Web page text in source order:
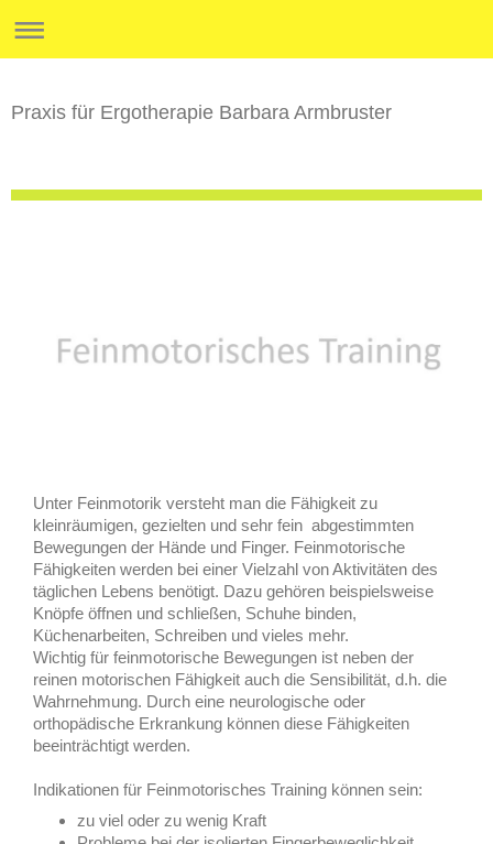
Praxis für Ergotherapie Barbara Armbruster
Unter Feinmotorik versteht man die Fähigkeit zu
kleinräumigen, gezielten und sehr fein abgestimmten
Bewegungen der Hände und Finger. Feinmotorische
Fähigkeiten werden bei einer Vielzahl von Aktivitäten des
täglichen Lebens benötigt. Dazu gehören beispielsweise
Knöpfe öffnen und schließen, Schuhe binden,
Küchenarbeiten, Schreiben und vieles mehr.
Wichtig für feinmotorische Bewegungen ist neben der
reinen motorischen Fähigkeit auch die Sensibilität, d.h. die
Wahrnehmung. Durch eine neurologische oder
orthopädische Erkrankung können diese Fähigkeiten
beeinträchtigt werden.
Indikationen für Feinmotorisches Training können sein:
zu viel oder zu wenig Kraft